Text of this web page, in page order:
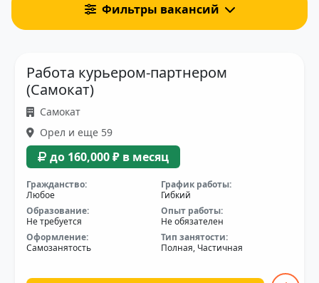
Фильтры вакансий
Работа курьером-партнером
(Самокат)
Самокат
Орел и еще 59
до 160,000 ₽ в месяц
Гражданство:
Любое
График работы:
Гибкий
Образование:
Не требуется
Опыт работы:
Не обязателен
Оформление:
Самозанятость
Тип занятости:
Полная, Частичная